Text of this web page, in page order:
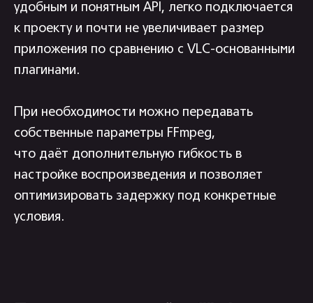
удобным и понятным API, легко подключается
к проекту и почти не увеличивает размер
приложения по сравнению с VLC-основанными
плагинами.
При необходимости можно передавать
собственные параметры FFmpeg,
что даёт дополнительную гибкость в
настройке воспроизведения и позволяет
оптимизировать задержку под конкретные
условия.